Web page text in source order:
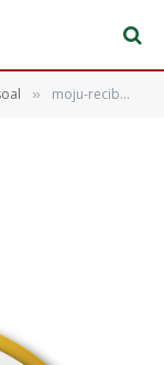
» moju-recibo-13o-001